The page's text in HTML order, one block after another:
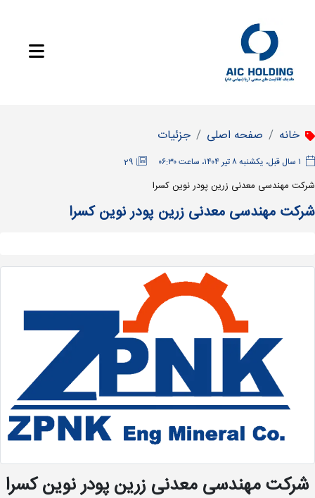
خانه صفحه اصلی جزئیات
29
شرکت مهندسی معدنی زرین پودر نوین کسرا
شرکت مهندسی معدنی زرین پودر نوین کسرا
شرکت مهندسی معدنی زرین پودر نوین کسرا